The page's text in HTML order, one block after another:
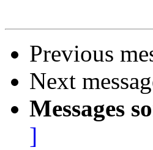
Previous
Next
Messages
]